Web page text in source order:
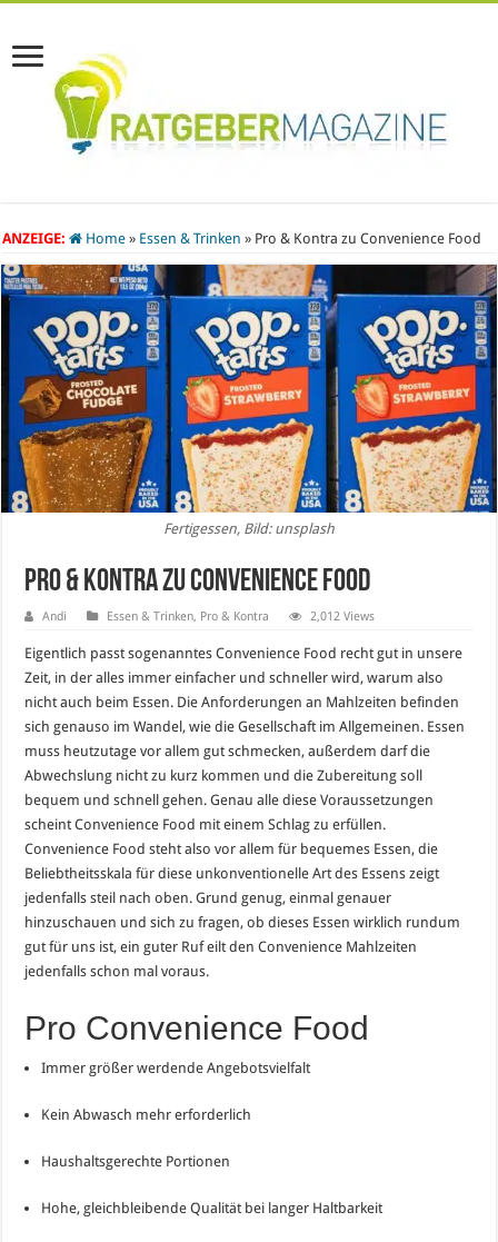
ANZEIGE: Home » Essen & Trinken » Pro & Kontra zu Convenience Food
Fertigessen, Bild: unsplash
Pro & Kontra zu Convenience Food
Andi Essen & Trinken, Pro & Kontra 2,012 Views
Eigentlich passt sogenanntes Convenience Food recht gut in unsere
Zeit, in der alles immer einfacher und schneller wird, warum also
nicht auch beim Essen. Die Anforderungen an Mahlzeiten befinden
sich genauso im Wandel, wie die Gesellschaft im Allgemeinen. Essen
muss heutzutage vor allem gut schmecken, außerdem darf die
Abwechslung nicht zu kurz kommen und die Zubereitung soll
bequem und schnell gehen. Genau alle diese Voraussetzungen
scheint Convenience Food mit einem Schlag zu erfüllen.
Convenience Food steht also vor allem für bequemes Essen, die
Beliebtheitsskala für diese unkonventionelle Art des Essens zeigt
jedenfalls steil nach oben. Grund genug, einmal genauer
hinzuschauen und sich zu fragen, ob dieses Essen wirklich rundum
gut für uns ist, ein guter Ruf eilt den Convenience Mahlzeiten
jedenfalls schon mal voraus.
Pro Convenience Food
Immer größer werdende Angebotsvielfalt
Kein Abwasch mehr erforderlich
Haushaltsgerechte Portionen
Hohe, gleichbleibende Qualität bei langer Haltbarkeit